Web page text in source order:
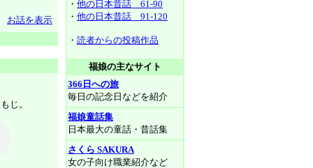
お話を表示
じ。
・ 他の日本昔話 61-90
・ 他の日本昔話 91-120
・ 読者からの投稿作品
福娘の主なサイト
366日への旅
毎日の記念日などを紹介
福娘童話集
日本最大の童話・昔話集
さくら SAKURA
女の子向け職業紹介など